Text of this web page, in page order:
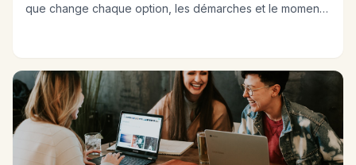
que change chaque option, les démarches et le moment